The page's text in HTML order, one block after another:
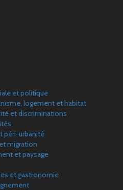
et politique
logement et habitat
et discriminations
péri-urbanité
migration
et paysage
et gastronomie